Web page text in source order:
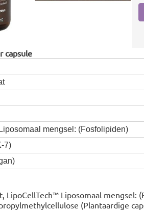
capsule
mengsel: (Fosfolipiden)
7)
LipoCellTech™ Liposomaal mengsel:
(Plantaardige